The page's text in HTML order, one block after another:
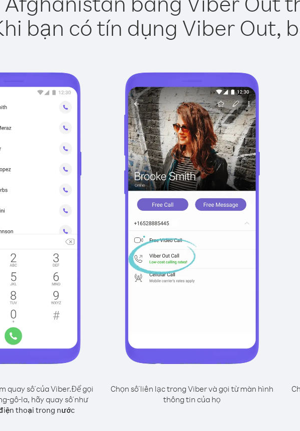
bạn có tín dụng Viber Out,
quay số của Viber.Để gọi
gô-la, hãy quay số như
thoại trong nước
Chọn số liên lạc trong Viber và gọi từ màn hình
thông tin của họ